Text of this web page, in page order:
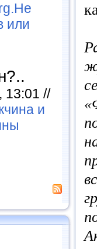
или
13:01 //
и